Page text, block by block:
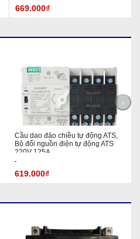
669.000₫
Cầu dao đảo chiều tự động ATS,
Bộ đổi nguồn điện tự động ATS
220V 125A
619.000₫
›